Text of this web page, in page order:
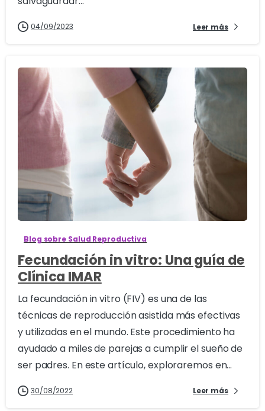
04/09/2023 Leer más
Blog sobre Salud Reproductiva
Fecundación in vitro: Una guía de
Clínica IMAR
La fecundación in vitro (FIV) es una de las
técnicas de reproducción asistida más efectivas
y utilizadas en el mundo. Este procedimiento ha
ayudado a miles de parejas a cumplir el sueño de
ser padres. En este artículo, exploraremos en...
30/08/2022 Leer más